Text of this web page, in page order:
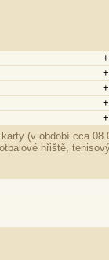
(v období cca
hřiště,